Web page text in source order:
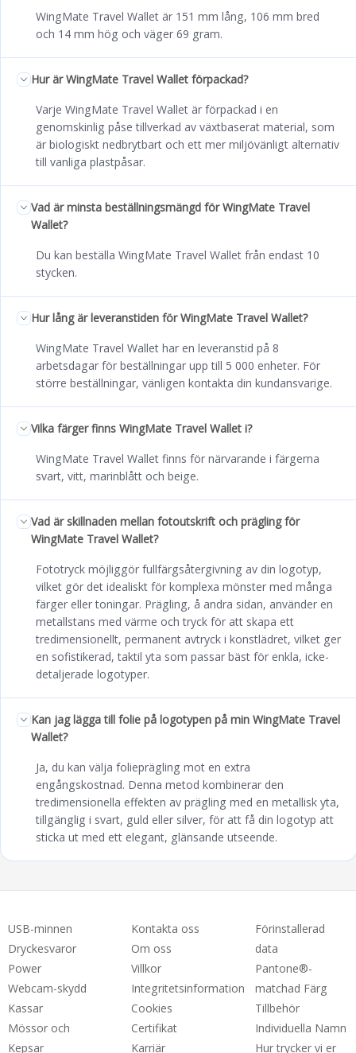
WingMate Travel Wallet är 151 mm lång, 106 mm bred
och 14 mm hög och väger 69 gram.
Hur är WingMate Travel Wallet förpackad?
Varje WingMate Travel Wallet är förpackad i en
genomskinlig påse tillverkad av växtbaserat material, som
är biologiskt nedbrytbart och ett mer miljövänligt alternativ
till vanliga plastpåsar.
Vad är minsta beställningsmängd för WingMate Travel
Wallet?
Du kan beställa WingMate Travel Wallet från endast 10
stycken.
Hur lång är leveranstiden för WingMate Travel Wallet?
WingMate Travel Wallet har en leveranstid på 8
arbetsdagar för beställningar upp till 5 000 enheter. För
större beställningar, vänligen kontakta din kundansvarige.
Vilka färger finns WingMate Travel Wallet i?
WingMate Travel Wallet finns för närvarande i färgerna
svart, vitt, marinblått och beige.
Vad är skillnaden mellan fotoutskrift och prägling för
WingMate Travel Wallet?
Fototryck möjliggör fullfärgsåtergivning av din logotyp,
vilket gör det idealiskt för komplexa mönster med många
färger eller toningar. Prägling, å andra sidan, använder en
metallstans med värme och tryck för att skapa ett
tredimensionellt, permanent avtryck i konstlädret, vilket ger
en sofistikerad, taktil yta som passar bäst för enkla, icke-
detaljerade logotyper.
Kan jag lägga till folie på logotypen på min WingMate Travel
Wallet?
Ja, du kan välja folieprägling mot en extra
engångskostnad. Denna metod kombinerar den
tredimensionella effekten av prägling med en metallisk yta,
tillgänglig i svart, guld eller silver, för att få din logotyp att
sticka ut med ett elegant, glänsande utseende.
USB-minnen
Dryckesvaror
Power
Webcam-skydd
Kassar
Mössor och
Kepsar
Kontakta oss
Om oss
Villkor
Integritetsinformation
Cookies
Certifikat
Karriär
Förinstallerad
data
Pantone®-
matchad Färg
Tillbehör
Individuella Namn
Hur trycker vi er